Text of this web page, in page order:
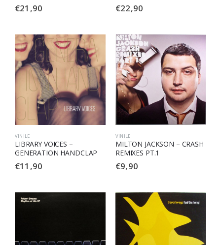
€21,90 €22,90
VINILE
LIBRARY VOICES –
GENERATION HANDCLAP
€11,90
VINILE
MILTON JACKSON – CRASH
REMIXES PT.1
€9,90